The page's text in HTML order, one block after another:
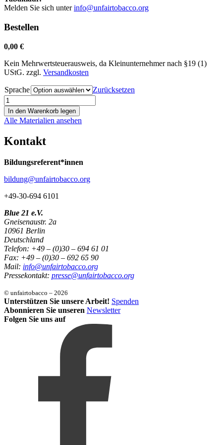
Melden Sie sich unterinfo@unfairtobacco.org
Bestellen
0,00 €
Kein Mehrwertsteuerausweis, da Kleinunternehmer nach §19 (1)
UStG. zzgl. Versandkosten
Sprache
Zurücksetzen
Der
große
Tabaklauf
Menge
In den Warenkorb legen
Alle Materialien ansehen
Kontakt
Bildungsreferent*innen
bildung@unfairtobacco.org
+49-30-694 6101
Blue 21 e.V.
Gneisenaustr. 2a
10961 Berlin
Deutschland
Telefon: +49 – (0)30 – 694 61 01
Fax: +49 – (0)30 – 692 65 90
Mail: info@unfairtobacco.org
Pressekontakt: presse@unfairtobacco.org
© unfairtobacco – 2026
Unterstützen Sie unsere Arbeit! Spenden
Abonnieren Sie unseren Newsletter
Folgen Sie uns auf